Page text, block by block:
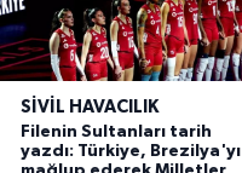
SIVIL HAVACILIK
Filenin Sultanları tarih
yazdı: Türkiye, Brezilya'yı